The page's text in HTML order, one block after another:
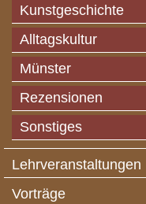
Kunstgeschichte
Alltagskultur
Münster
Rezensionen
Sonstiges
Lehrveranstaltungen
Vorträge